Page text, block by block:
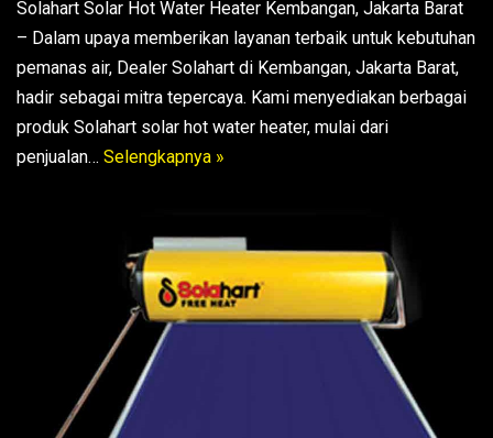
Solahart Solar Hot Water Heater Kembangan, Jakarta Barat
– Dalam upaya memberikan layanan terbaik untuk kebutuhan
pemanas air, Dealer Solahart di Kembangan, Jakarta Barat,
hadir sebagai mitra tepercaya. Kami menyediakan berbagai
produk Solahart solar hot water heater, mulai dari
penjualan… Selengkapnya »